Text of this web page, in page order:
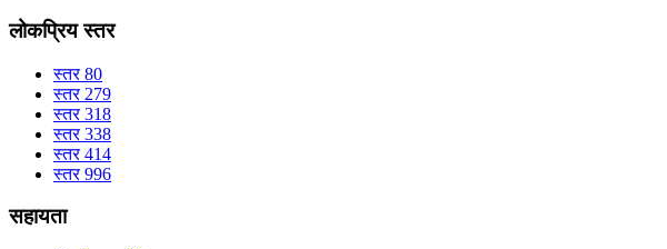
लोकप्रिय स्तर
स्तर 80
स्तर 279
स्तर 318
स्तर 338
स्तर 414
स्तर 996
सहायता